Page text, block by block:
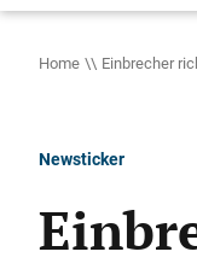
Home Einbrecher
Newsticker